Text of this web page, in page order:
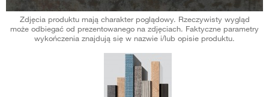
Zdjęcia produktu mają charakter poglądowy. Rzeczywisty wygląd
może odbiegać od prezentowanego na zdjęciach. Faktyczne parametry
wykończenia znajdują się w nazwie i/lub opisie produktu.